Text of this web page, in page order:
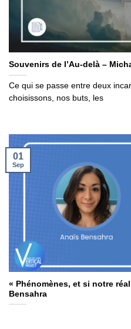
Souvenirs de l’Au-delà –
Ce qui se passe entre deux
choisissons, nos buts, les
« Phénomènes, et si notre
Bensahra
01
Sep